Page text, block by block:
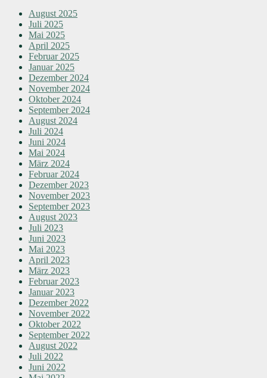
August 2025
Juli 2025
Mai 2025
April 2025
Februar 2025
Januar 2025
Dezember 2024
November 2024
Oktober 2024
September 2024
August 2024
Juli 2024
Juni 2024
Mai 2024
März 2024
Februar 2024
Dezember 2023
November 2023
September 2023
August 2023
Juli 2023
Juni 2023
Mai 2023
April 2023
März 2023
Februar 2023
Januar 2023
Dezember 2022
November 2022
Oktober 2022
September 2022
August 2022
Juli 2022
Juni 2022